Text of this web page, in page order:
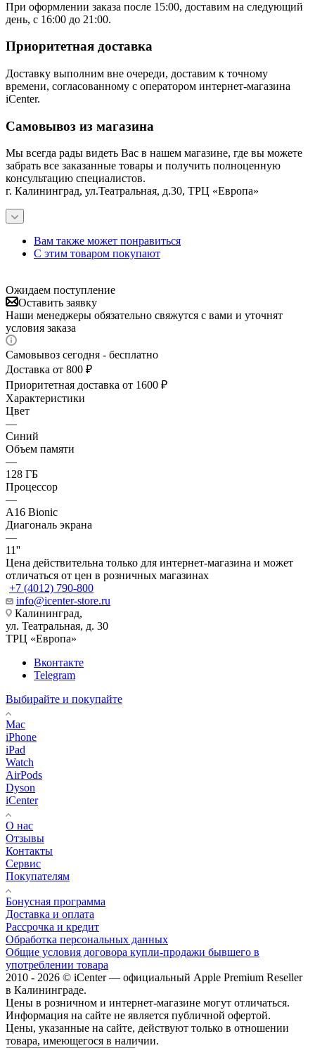
При оформлении заказа после 15:00, доставим на следующий
день, с 16:00 до 21:00.
Приоритетная доставка
Доставку выполним вне очереди, доставим к точному
времени, согласованному с оператором интернет-магазина
iCenter.
Самовывоз из магазина
Мы всегда рады видеть Вас в нашем магазине, где вы можете
забрать все заказанные товары и получить полноценную
консультацию специалистов.
г. Калининград, ул.Театральная, д.30, ТРЦ «Европа»
Вам также может понравиться
С этим товаром покупают
Ожидаем поступление
Оставить заявку
Наши менеджеры обязательно свяжутся с вами и уточнят
условия заказа
Самовывоз сегодня - бесплатно
Доставка от 800 ₽
Приоритетная доставка от 1600 ₽
Характеристики
Цвет
—
Синий
Объем памяти
—
128 ГБ
Процессор
—
A16 Bionic
Диагональ экрана
—
11''
Цена действительна только для интернет-магазина и может
отличаться от цен в розничных магазинах
+7 (4012) 790-800
info@icenter-store.ru
Калининград,
ул. Театральная, д. 30
ТРЦ «Европа»
Вконтакте
Telegram
Выбирайте и покупайте
Mac
iPhone
iPad
Watch
AirPods
Dyson
iCenter
О нас
Отзывы
Контакты
Сервис
Покупателям
Бонусная программа
Доставка и оплата
Рассрочка и кредит
Обработка персональных данных
Общие условия договора купли-продажи бывшего в
употреблении товара
2010 - 2026 © iCenter — официальный Apple Premium Reseller
в Калининграде.
Цены в розничном и интернет-магазине могут отличаться.
Информация на сайте не является публичной офертой.
Цены, указанные на сайте, действуют только в отношении
товара, имеющегося в наличии.